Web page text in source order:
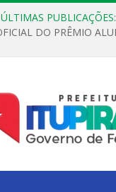
ÚLTIMAS PUBLICAÇÕES: